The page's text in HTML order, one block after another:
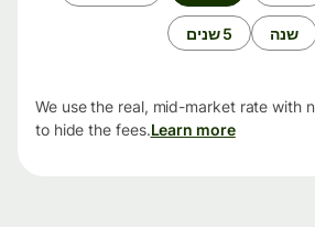
5 שנים
We use the real, mid-market rate
to hide the fees.Learn more